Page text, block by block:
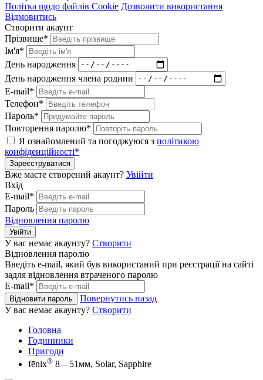
Політка щодо файлів Cookie Дозволити використання
Відмовитись
Створити акаунт
Прізвище*
Ім'я*
День народження
День народження члена родини
E-mail*
Телефон*
Пароль*
Повторення паролю*
Я ознайомлений та погоджуюся з політикою
конфіденційності*
Зареєструватися
Вже маєте створений акаунт? Увійти
Вхід
E-mail*
Пароль
Відновлення паролю
Увійти
У вас немає акаунту? Створити
Відновлення паролю
Введіть e-mail, який був використаний при реєстрації на сайті
задля відновлення втраченого паролю
E-mail*
Відновити пароль
Повернутись назад
У вас немає акаунту? Створити
Головна
Годинники
Пригоди
fēnix® 8 – 51мм, Solar, Sapphire